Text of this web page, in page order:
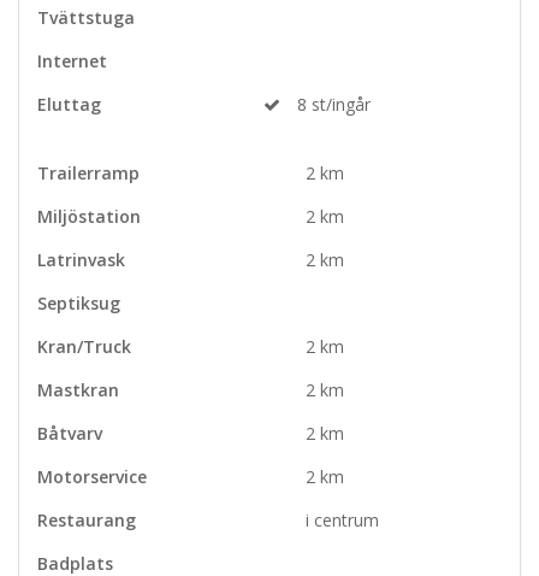
Tvättstuga
Internet
Eluttag
8 st/ingår
Trailerramp
2 km
Miljöstation
2 km
Latrinvask
2 km
Septiksug
Kran/Truck
2 km
Mastkran
2 km
Båtvarv
2 km
Motorservice
2 km
Restaurang
i centrum
Badplats